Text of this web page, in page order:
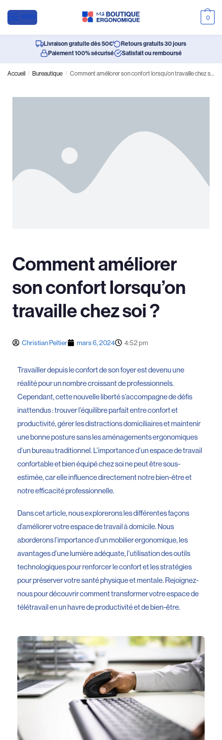
MENU 0
Livraison gratuite dès 50€
Retours gratuits 30 jours
Paiement 100% sécurisé
Satisfait ou remboursé
Accueil / Bureautique / Comment améliorer son confort lorsqu’on travaille chez soi ?
Comment améliorer
son confort lorsqu’on
travaille chez soi ?
Christian Peltier mars 6, 2024 4:52 pm
Travailler depuis le confort de son foyer est devenu une
réalité pour un nombre croissant de professionnels.
Cependant, cette nouvelle liberté s’accompagne de défis
inattendus : trouver l’équilibre parfait entre confort et
productivité, gérer les distractions domiciliaires et maintenir
une bonne posture sans les aménagements ergonomiques
d’un bureau traditionnel. L’importance d’un espace de travail
confortable et bien équipé chez soi ne peut être sous-
estimée, car elle influence directement notre bien-être et
notre efficacité professionnelle.
Dans cet article, nous explorerons les différentes façons
d’améliorer votre espace de travail à domicile. Nous
aborderons l’importance d’un mobilier ergonomique, les
avantages d’une lumière adéquate, l’utilisation des outils
technologiques pour renforcer le confort et les stratégies
pour préserver votre santé physique et mentale. Rejoignez-
nous pour découvrir comment transformer votre espace de
télétravail en un havre de productivité et de bien-être.